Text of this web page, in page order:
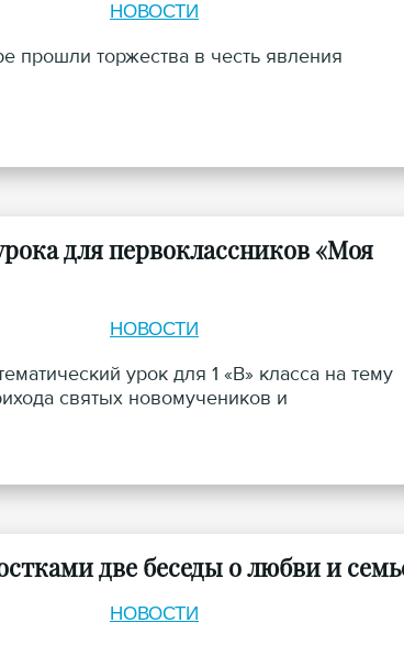
НОВОСТИ
прошли торжества в честь явления
для первоклассников «Моя
НОВОСТИ
урок для 1 «В» класса на тему
святых новомучеников и
две беседы о любви и
НОВОСТИ